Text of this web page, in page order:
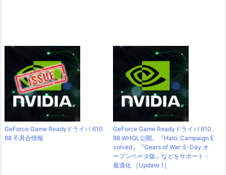
GeForce Game Readyドライバ 610.
88 不具合情報
GeForce Game Readyドライバ 610.
88 WHQL公開。『Halo: Campaign E
volved』『Gears of War: E-Day オ
ープンベータ版』などをサポート・
最適化 ［Update 1］